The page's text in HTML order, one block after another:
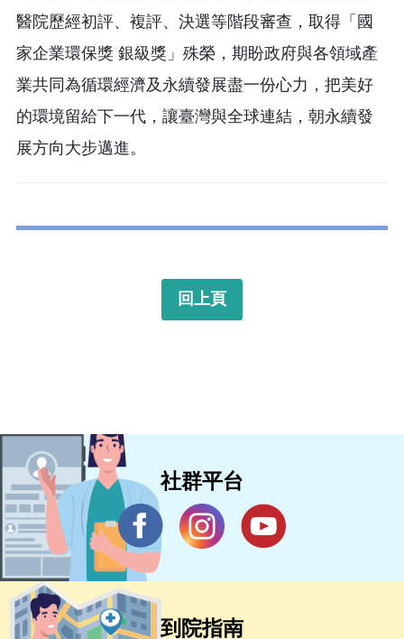
醫院歷經初評、複評、決選等階段審查，取得「國
家企業環保獎 銀級獎」殊榮，期盼政府與各領域產
業共同為循環經濟及永續發展盡一份心力，把美好
的環境留給下一代，讓臺灣與全球連結，朝永續發
展方向大步邁進。
回上頁
社群平台
到院指南